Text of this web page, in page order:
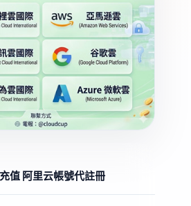
值 阿里云帳號代註冊